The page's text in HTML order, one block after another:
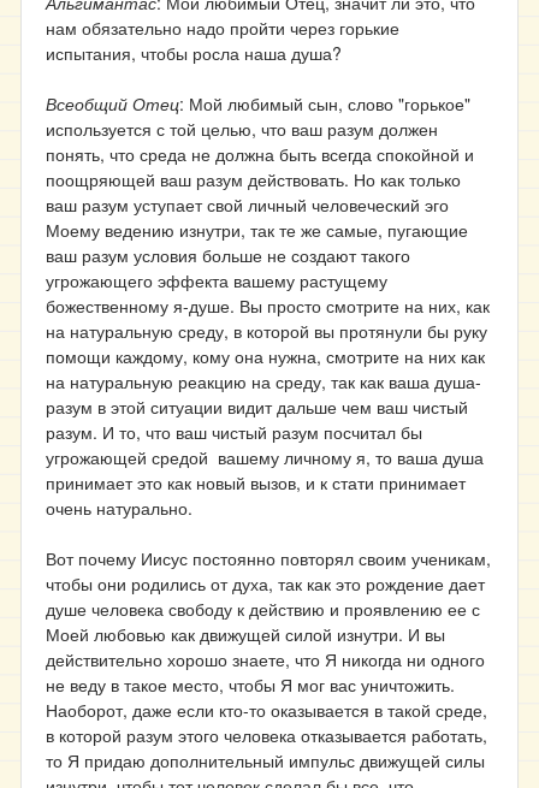
нам обязательно надо пройти через горькие
испытания, чтобы росла наша душа?
Всеобщий Отец: Мой любимый сын, слово "горькое"
используется с той целью, что ваш разум должен
понять, что среда не должна быть всегда спокойной и
поощряющей ваш разум действовать. Но как только
ваш разум уступает свой личный человеческий эго
Моему ведению изнутри, так те же самые, пугающие
ваш разум условия больше не создают такого
угрожающего эффекта вашему растущему
божественному я-душе. Вы просто смотрите на них, как
на натуральную среду, в которой вы протянули бы руку
помощи каждому, кому она нужна, смотрите на них как
на натуральную реакцию на среду, так как ваша душа-
разум в этой ситуации видит дальше чем ваш чистый
разум. И то, что ваш чистый разум посчитал бы
угрожающей средой вашему личному я, то ваша душа
принимает это как новый вызов, и к стати принимает
очень натурально.
Вот почему Иисус постоянно повторял своим ученикам,
чтобы они родились от духа, так как это рождение дает
душе человека свободу к действию и проявлению ее с
Моей любовью как движущей силой изнутри. И вы
действительно хорошо знаете, что Я никогда ни одного
не веду в такое место, чтобы Я мог вас уничтожить.
Наоборот, даже если кто-то оказывается в такой среде,
в которой разум этого человека отказывается работать,
то Я придаю дополнительный импульс движущей силы